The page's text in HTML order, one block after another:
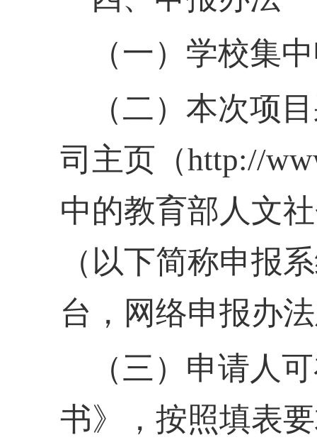
（一）学校集
（二）本次项
司主页（http://
中的教育部人文
（以下简称申报
台，网络申报办
（三）申请人
书》，按照填表